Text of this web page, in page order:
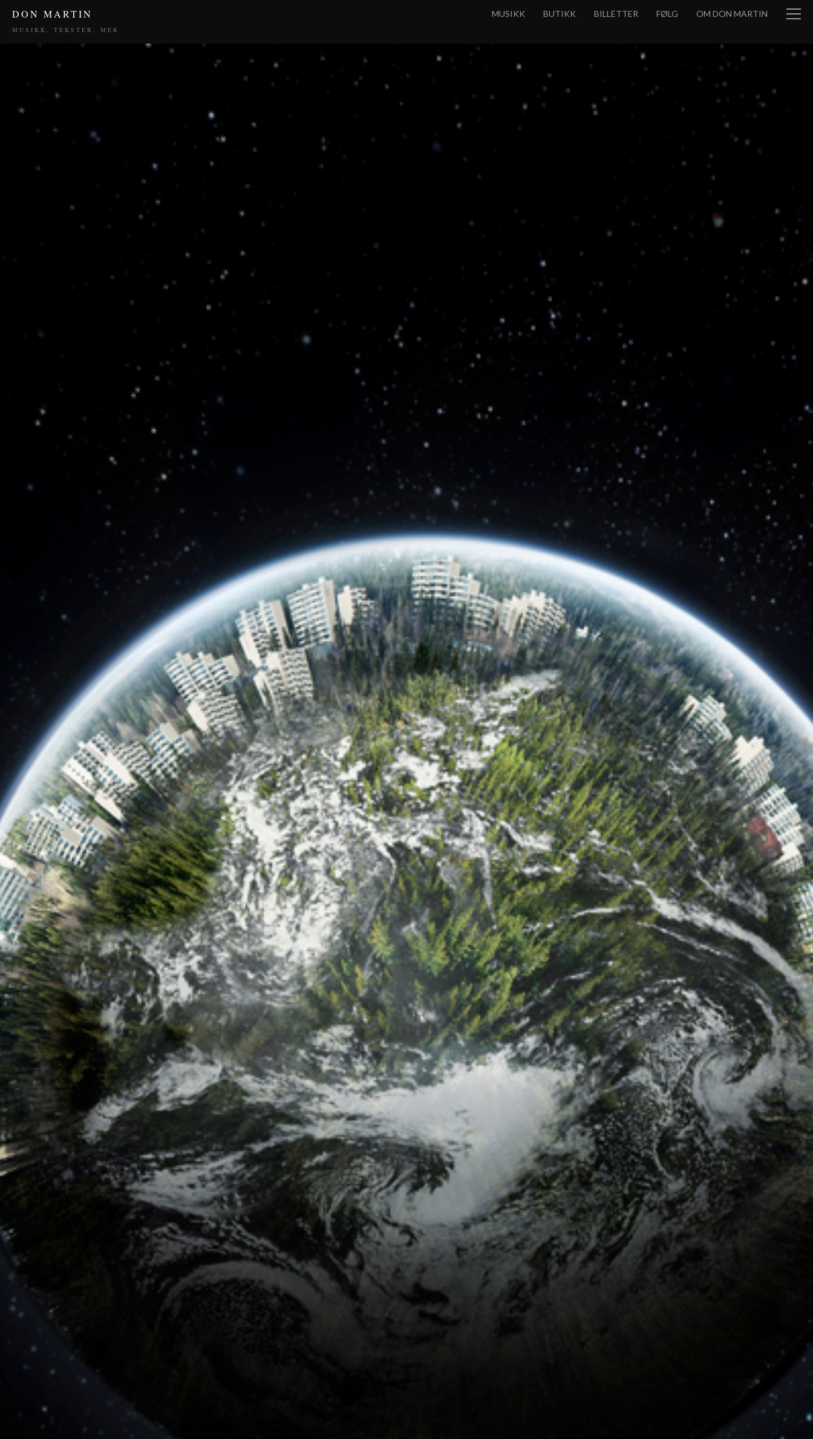
DON MARTIN
MUSIKK, TEKSTER, MER
MUSIKK BUTIKK BILLETTER FØLG OM DON MARTIN